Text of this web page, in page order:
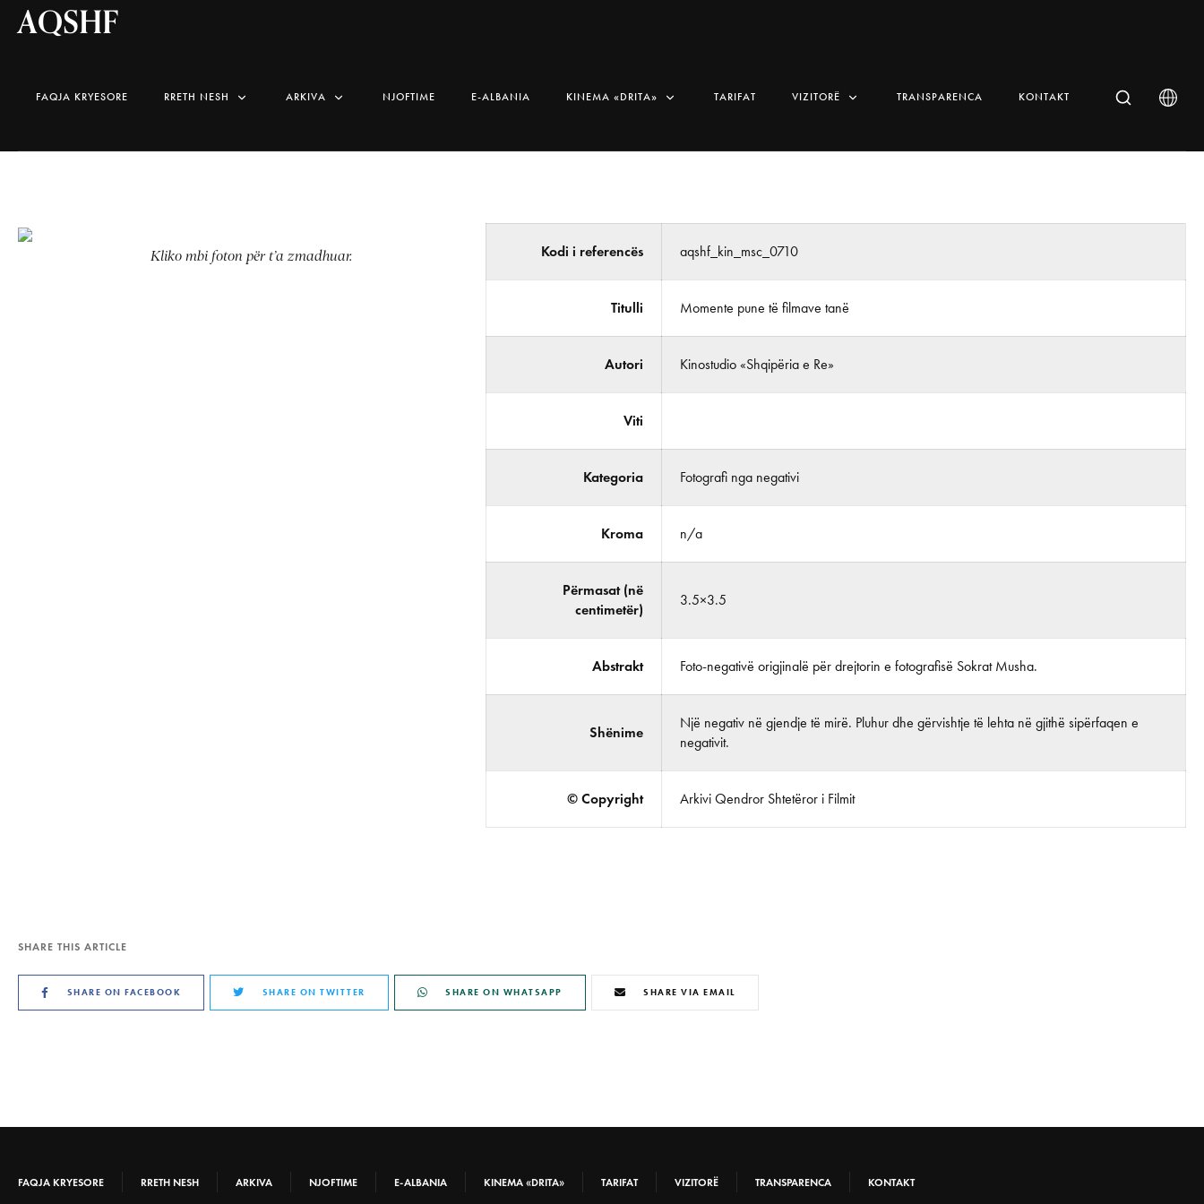
AQSHF
FAQJA KRYESORE RRETH NESH ARKIVA NJOFTIME E-ALBANIA KINEMA «DRITA» TARIFAT VIZITORË TRANSPARENCA KONTAKT
Kliko mbi foton për t’a zmadhuar. Kodi i referencës aqshf_kin_msc_0710
Titulli Momente pune të filmave tanë
Autori Kinostudio «Shqipëria e Re»
Viti
Kategoria Fotografi nga negativi
Kroma n/a
Përmasat (në
centimetër)
3.5×3.5
Abstrakt Foto-negativë origjinalë për drejtorin e fotografisë Sokrat Musha.
Shënime
Një negativ në gjendje të mirë. Pluhur dhe gërvishtje të lehta në gjithë sipërfaqen e
negativit.
© Copyright Arkivi Qendror Shtetëror i Filmit
SHARE THIS ARTICLE
SHARE ON FACEBOOK SHARE ON TWITTER SHARE ON WHATSAPP SHARE VIA EMAIL
FAQJA KRYESORE RRETH NESH ARKIVA NJOFTIME E-ALBANIA KINEMA «DRITA» TARIFAT VIZITORË TRANSPARENCA KONTAKT